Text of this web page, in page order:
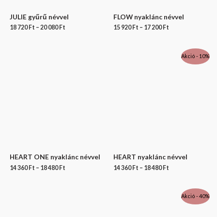
JULIE gyűrű névvel
18 720 Ft – 20 080 Ft
FLOW nyaklánc névvel
15 920 Ft – 17 200 Ft
HEART ONE nyaklánc névvel
14 360Ft – 18 480Ft
Akció - 10%
HEART nyaklánc névvel
14 360Ft – 18 480Ft
Akció - 40%